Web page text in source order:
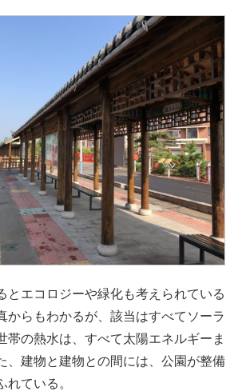
とエコロジーや緑化も考えられている
からもわかるが、該当はすべてソーラ
帯の熱水は、すべて太陽エネルギーま
、建物と建物との間には、公園が整備
れている。